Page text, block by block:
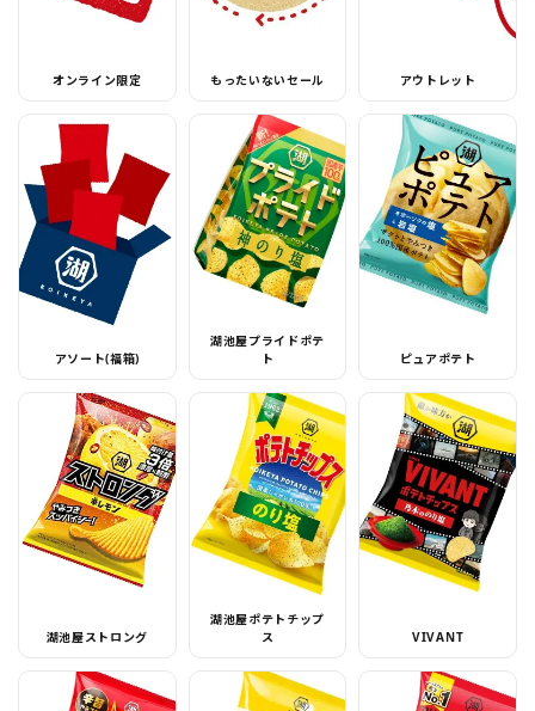
オンライン限定 もったいないセール アウトレット
アソート(福箱)
湖池屋プライドポテ
ト
ピュアポテト
湖池屋ストロング
湖池屋ポテトチップ
ス
VIVANT